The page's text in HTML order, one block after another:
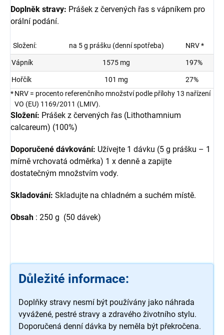
Doplněk stravy: Prášek z červených řas s vápníkem pro
orální podání.
Složení: na 5 g prášku (denní spotřeba) NRV *
Vápník 1575 mg 197%
Hořčík 101 mg
27%
*NRV = procento referenčního množství podle přílohy 13 nařízení
VO (EU) 1169/2011 (LMIV).
Složení: Prášek z červených řas (Lithothamnium
calcareum) (100%)
Doporučené dávkování: Užívejte 1 dávku (5 g prášku – 1
mírně vrchovatá odměrka) 1 x denně a zapijte
dostatečným množstvím vody.
Skladování: Skladujte na chladném a suchém místě.
Obsah : 250 g (50 dávek)
Důležité informace:
Doplňky stravy nesmí být používány jako náhrada
vyvážené, pestré stravy a zdravého životního stylu.
Doporučená denní dávka by neměla být překročena.